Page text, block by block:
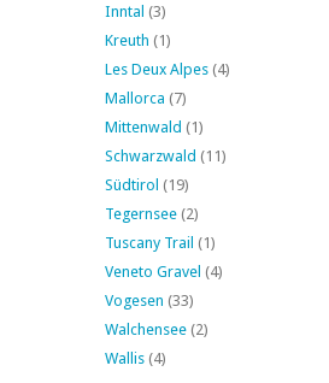
Inntal (3)
Kreuth (1)
Les Deux Alpes (4)
Mallorca (7)
Mittenwald (1)
Schwarzwald (11)
Südtirol (19)
Tegernsee (2)
Tuscany Trail (1)
Veneto Gravel (4)
Vogesen (33)
Walchensee (2)
Wallis (4)